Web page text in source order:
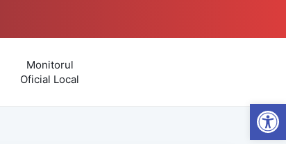
Monitorul
Oficial Local